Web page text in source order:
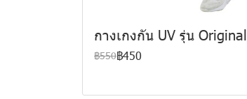
กางเกงกัน UV รุ่น Original
฿550฿450